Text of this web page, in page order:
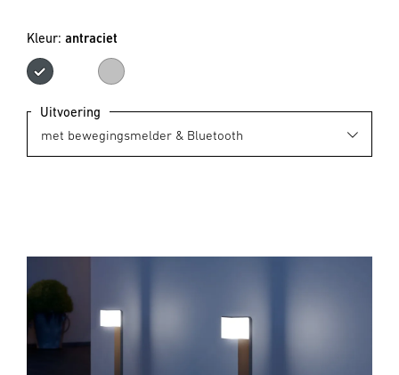
Kleur: antraciet
antracietzilver
Uitvoering